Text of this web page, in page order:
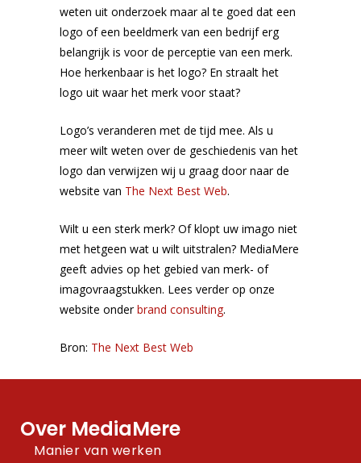
weten uit onderzoek maar al te goed dat een
logo of een beeldmerk van een bedrijf erg
belangrijk is voor de perceptie van een merk.
Hoe herkenbaar is het logo? En straalt het
logo uit waar het merk voor staat?
Logo’s veranderen met de tijd mee. Als u
meer wilt weten over de geschiedenis van het
logo dan verwijzen wij u graag door naar de
website van The Next Best Web.
Wilt u een sterk merk? Of klopt uw imago niet
met hetgeen wat u wilt uitstralen? MediaMere
geeft advies op het gebied van merk- of
imagovraagstukken. Lees verder op onze
website onderbrand consulting.
Bron: The Next Best Web
Over MediaMere
Manier van werken